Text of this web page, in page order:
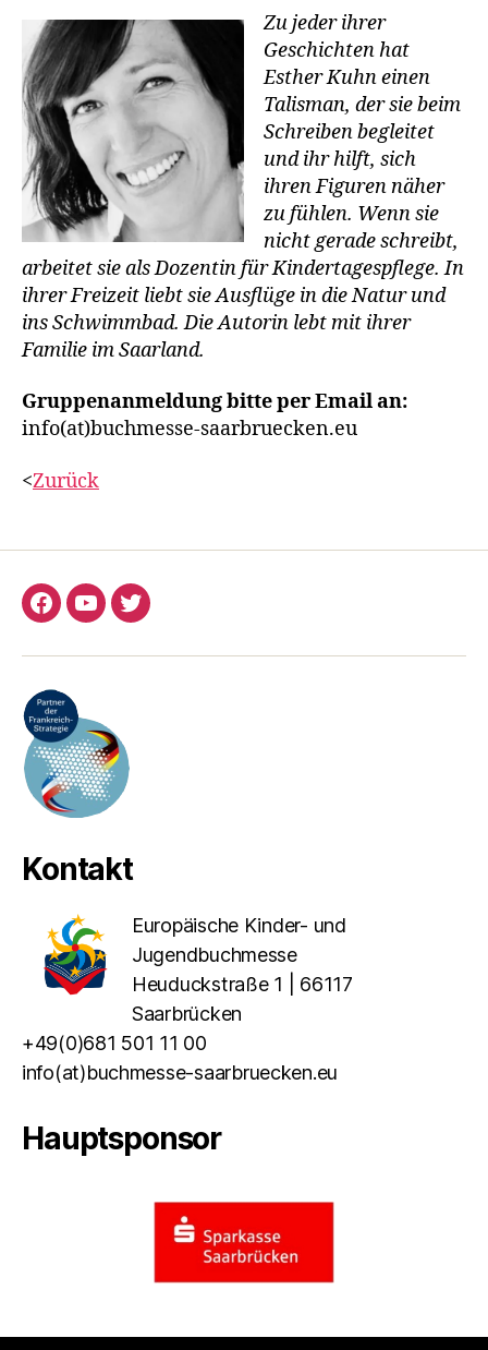
Zu jeder ihrer
Geschichten hat
Esther Kuhn einen
Talisman, der sie beim
Schreiben begleitet
und ihr hilft, sich
ihren Figuren näher
zu fühlen. Wenn sie
nicht gerade schreibt,
arbeitet sie als Dozentin für Kindertagespflege. In
ihrer Freizeit liebt sie Ausflüge in die Natur und
ins Schwimmbad. Die Autorin lebt mit ihrer
Familie im Saarland.
Gruppenanmeldung bitte per Email an:
info(at)buchmesse-saarbruecken.eu
<Zurück
Facebook
YouTubeTwitter
Kontakt
Europäische Kinder- und
Jugendbuchmesse
Heuduckstraße 1 | 66117
Saarbrücken
+49(0)681 501 11 00
info(at)buchmesse-saarbruecken.eu
Hauptsponsor